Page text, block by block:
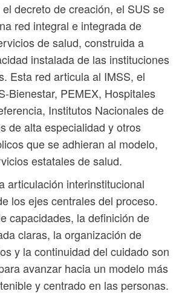
decreto de creación, el SUS se
red integral e integrada de
de salud, construida a
instalada de las instituciones
Esta red articula al IMSS, el
Bienestar, PEMEX, Hospitales
Institutos Nacionales de
de alta especialidad y otros
que se adhieran al modelo,
estatales de salud.
articulación interinstitucional
los ejes centrales del proceso.
capacidades, la definición de
claras, la organización de
y la continuidad del cuidado son
avanzar hacia un modelo más
y centrado en las personas.